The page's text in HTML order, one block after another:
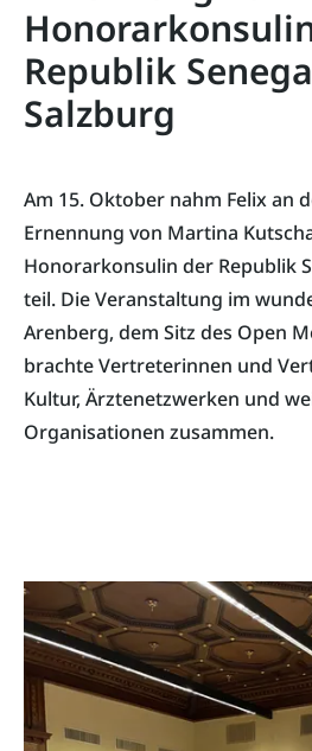
Republik
Salzburg
Am 15. Oktober nahm Felix an
Ernennung von Martina
Honorarkonsulin der Republik
teil. Die Veranstaltung im
Arenberg, dem Sitz des Open
brachte Vertreterinnen und
Kultur, Ärztenetzwerken und
Organisationen zusammen.